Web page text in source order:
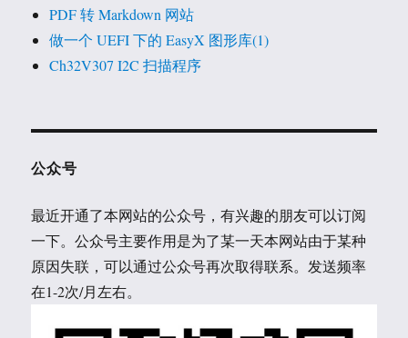
PDF 转 Markdown 网站
做一个 UEFI 下的 EasyX 图形库(1)
Ch32V307 I2C 扫描程序
公众号
最近开通了本网站的公众号，有兴趣的朋友可以订阅
一下。公众号主要作用是为了某一天本网站由于某种
原因失联，可以通过公众号再次取得联系。发送频率
在1-2次/月左右。